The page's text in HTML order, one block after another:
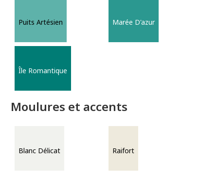
Puits Artésien Marée D'azur
Île Romantique
Moulures et accents
Blanc Délicat Raifort